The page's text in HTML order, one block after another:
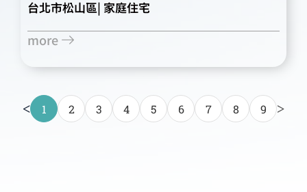
台北市松山區| 家庭住宅
more
< 1 2 3 4 5 6 7 8 9 >